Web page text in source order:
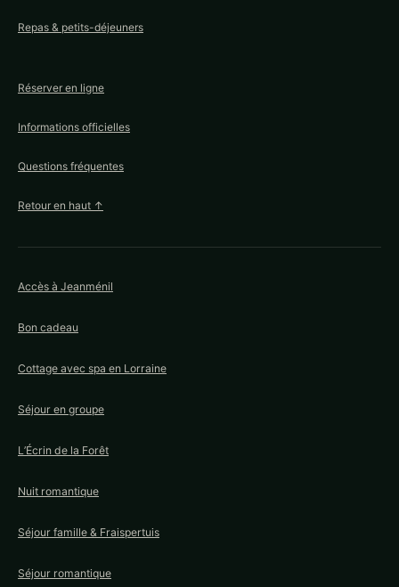
Repas & petits-déjeuners
Réserver en ligne
Informations officielles
Questions fréquentes
Retour en haut ↑
Accès à Jeanménil
Bon cadeau
Cottage avec spa en Lorraine
Séjour en groupe
L’Écrin de la Forêt
Nuit romantique
Séjour famille & Fraispertuis
Séjour romantique